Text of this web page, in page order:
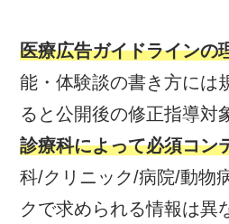
医療広告ガイドラインの
能・体験談の書き方には
ると公開後の修正指導対
診療科によって必須コン
科/クリニック/病院/動物
クで求められる情報は異